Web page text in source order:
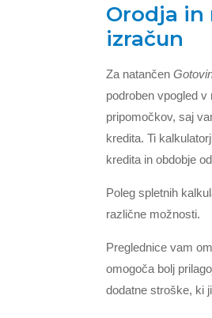
Orodja in
izračun
Za natančen
podroben vpogled
pripomočkov, saj
kredita. Ti
kredita in obdobje
Poleg spletnih
različne možnosti.
Preglednice vam
omogoča bolj
dodatne stroške, ki